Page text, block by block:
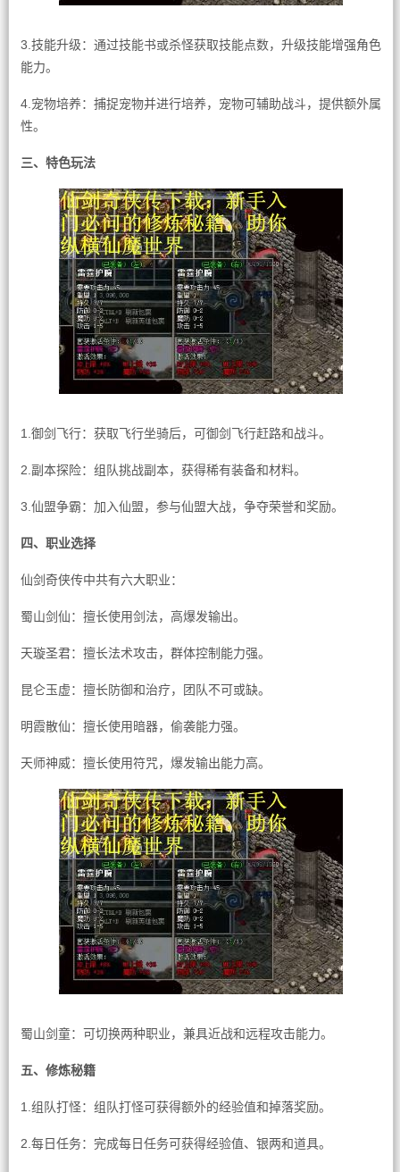
3.技能升级：通过技能书或杀怪获取技能点数，升级技能增强角色
能力。
4.宠物培养：捕捉宠物并进行培养，宠物可辅助战斗，提供额外属
性。
三、特色玩法
1.御剑飞行：获取飞行坐骑后，可御剑飞行赶路和战斗。
2.副本探险：组队挑战副本，获得稀有装备和材料。
3.仙盟争霸：加入仙盟，参与仙盟大战，争夺荣誉和奖励。
四、职业选择
仙剑奇侠传中共有六大职业：
蜀山剑仙：擅长使用剑法，高爆发输出。
天璇圣君：擅长法术攻击，群体控制能力强。
昆仑玉虚：擅长防御和治疗，团队不可或缺。
明霞散仙：擅长使用暗器，偷袭能力强。
天师神威：擅长使用符咒，爆发输出能力高。
蜀山剑童：可切换两种职业，兼具近战和远程攻击能力。
五、修炼秘籍
1.组队打怪：组队打怪可获得额外的经验值和掉落奖励。
2.每日任务：完成每日任务可获得经验值、银两和道具。